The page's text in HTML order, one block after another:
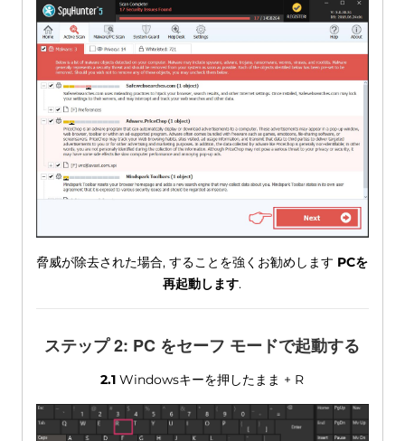
脅威が除去された場合, することを強くお勧めします PCを
再起動します.
ステップ 2: PC をセーフ モードで起動する
2.1 Windowsキーを押したまま + R